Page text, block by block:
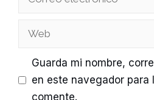
Web
Guarda mi nombre,
en este navegador para
comente.